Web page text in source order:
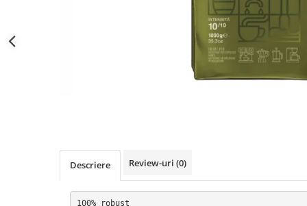
Descriere Review-uri (0)
100% robust